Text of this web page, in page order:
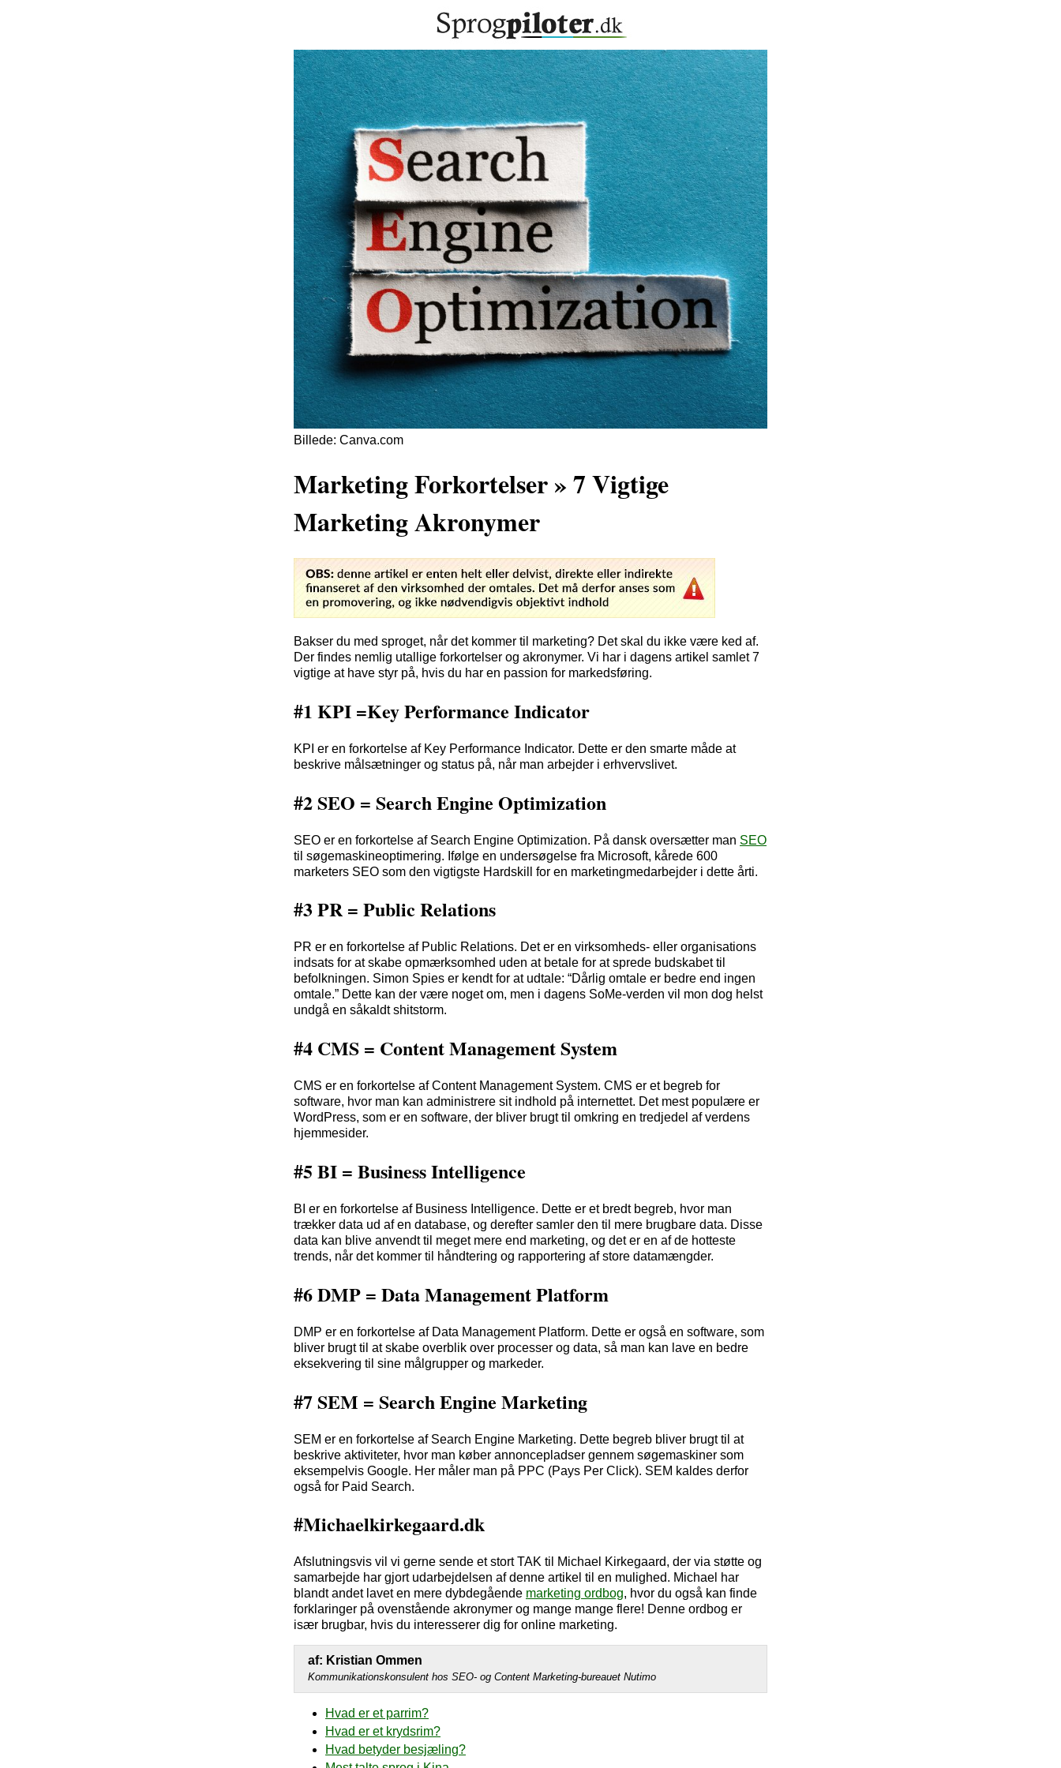
Billede: Canva.com
Marketing Forkortelser » 7 Vigtige
Marketing Akronymer
Bakser du med sproget, når det kommer til marketing? Det skal du ikke være ked af.
Der findes nemlig utallige forkortelser og akronymer. Vi har i dagens artikel samlet 7
vigtige at have styr på, hvis du har en passion for markedsføring.
#1 KPI =Key Performance Indicator
KPI er en forkortelse af Key Performance Indicator. Dette er den smarte måde at
beskrive målsætninger og status på, når man arbejder i erhvervslivet.
#2 SEO = Search Engine Optimization
SEO er en forkortelse af Search Engine Optimization. På dansk oversætter man SEO
til søgemaskineoptimering. Ifølge en undersøgelse fra Microsoft, kårede 600
marketers SEO som den vigtigste Hardskill for en marketingmedarbejder i dette årti.
#3 PR = Public Relations
PR er en forkortelse af Public Relations. Det er en virksomheds- eller organisations
indsats for at skabe opmærksomhed uden at betale for at sprede budskabet til
befolkningen. Simon Spies er kendt for at udtale: “Dårlig omtale er bedre end ingen
omtale.” Dette kan der være noget om, men i dagens SoMe-verden vil mon dog helst
undgå en såkaldt shitstorm.
#4 CMS = Content Management System
CMS er en forkortelse af Content Management System. CMS er et begreb for
software, hvor man kan administrere sit indhold på internettet. Det mest populære er
WordPress, som er en software, der bliver brugt til omkring en tredjedel af verdens
hjemmesider.
#5 BI = Business Intelligence
BI er en forkortelse af Business Intelligence. Dette er et bredt begreb, hvor man
trækker data ud af en database, og derefter samler den til mere brugbare data. Disse
data kan blive anvendt til meget mere end marketing, og det er en af de hotteste
trends, når det kommer til håndtering og rapportering af store datamængder.
#6 DMP = Data Management Platform
DMP er en forkortelse af Data Management Platform. Dette er også en software, som
bliver brugt til at skabe overblik over processer og data, så man kan lave en bedre
eksekvering til sine målgrupper og markeder.
#7 SEM = Search Engine Marketing
SEM er en forkortelse af Search Engine Marketing. Dette begreb bliver brugt til at
beskrive aktiviteter, hvor man køber annoncepladser gennem søgemaskiner som
eksempelvis Google. Her måler man på PPC (Pays Per Click). SEM kaldes derfor
også for Paid Search.
#Michaelkirkegaard.dk
Afslutningsvis vil vi gerne sende et stort TAK til Michael Kirkegaard, der via støtte og
samarbejde har gjort udarbejdelsen af denne artikel til en mulighed. Michael har
blandt andet lavet en mere dybdegående marketing ordbog, hvor du også kan finde
forklaringer på ovenstående akronymer og mange mange flere! Denne ordbog er
især brugbar, hvis du interesserer dig for online marketing.
af: Kristian Ommen
Kommunikationskonsulent hos SEO- og Content Marketing-bureauet Nutimo
Hvad er et parrim?
Hvad er et krydsrim?
Hvad betyder besjæling?